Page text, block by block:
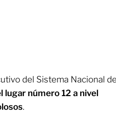
del Sistema Nacional de
lugar número 12 a nivel
.